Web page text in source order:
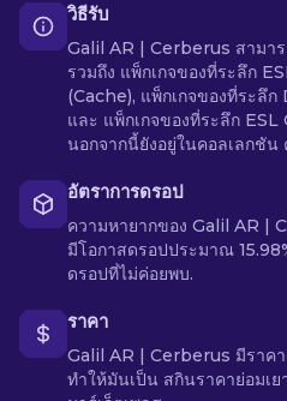
วิธีรับ
Galil AR | Cerberus สามา
รวมถึง แพ็กเกจของที่ระลึก
(Cache), แพ็กเกจของที่ระลึ
และ แพ็กเกจของที่ระลึก
นอกจากนี้ยังอยู่ในคอลเลกชั
อัตราการดรอป
ความหายากของ Galil AR |
มีโอกาสดรอปประมาณ
ดรอปที่ไม่ค่อยพบ.
ราคา
Galil AR | Cerberus มีราค
ทำให้มันเป็น สกินราคาย่อมเ